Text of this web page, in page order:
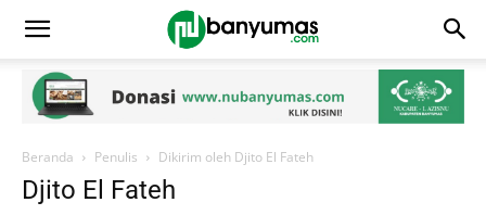
Beranda Penulis Dikirim oleh Djito El Fateh
Djito El Fateh